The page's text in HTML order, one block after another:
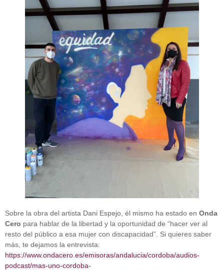
Sobre la obra del artista Dani Espejo, él mismo ha estado en Onda
Cero para hablar de la libertad y la oportunidad de “hacer ver al
resto del público a esa mujer con discapacidad”. Si quieres saber
más, te dejamos la entrevista:
https://www.ondacero.es/emisoras/andalucia/cordoba/audios-
podcast/mas-uno-cordoba-